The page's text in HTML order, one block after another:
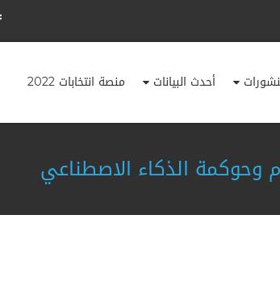
أحدث البيانات منصة انتخابات 2022
وحوكمة الذكاء الاصطناعي